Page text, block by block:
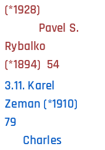
(*1928)
Pavel S.
Rybalko
(*1894) 54
3.11. Karel
Zeman (*1910)
79
Charles